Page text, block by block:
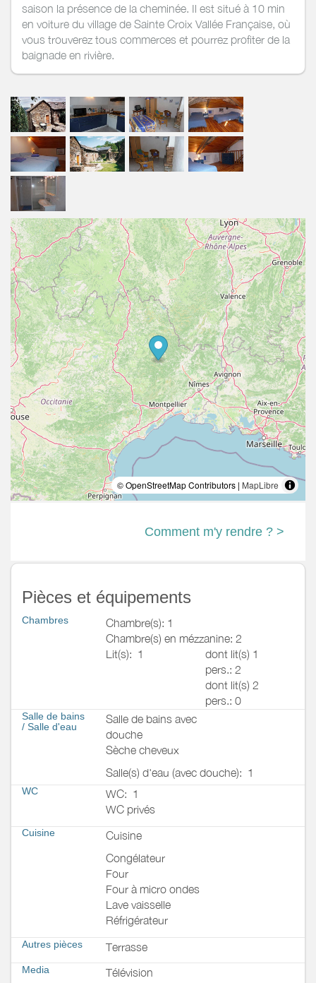
saison la présence de la cheminée. Il est situé à 10 min
en voiture du village de Sainte Croix Vallée Française, où
vous trouverez tous commerces et pourrez profiter de la
baignade en rivière.
© OpenStreetMap Contributors | MapLibre
Comment m'y rendre ? >
Pièces et équipements
Chambres
Chambre(s): 1
Chambre(s) en mézzanine: 2
Lit(s): 1
dont lit(s) 1
pers.: 2
dont lit(s) 2
pers.: 0
Salle de bains
/ Salle d'eau
Salle de bains avec
douche
Sèche cheveux
Salle(s) d'eau (avec douche): 1
WC WC: 1
WC privés
Cuisine
Cuisine
Congélateur
Four
Four à micro ondes
Lave vaisselle
Réfrigérateur
Autres pièces Terrasse
Media
Télévision